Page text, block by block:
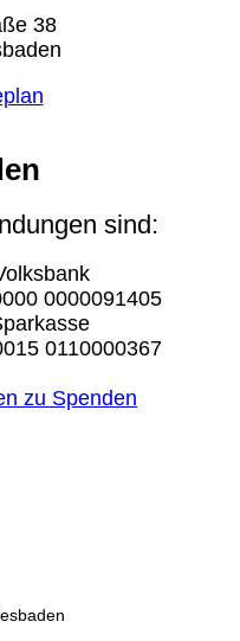
38
sind:
0000091405
0110000367
zu Spenden